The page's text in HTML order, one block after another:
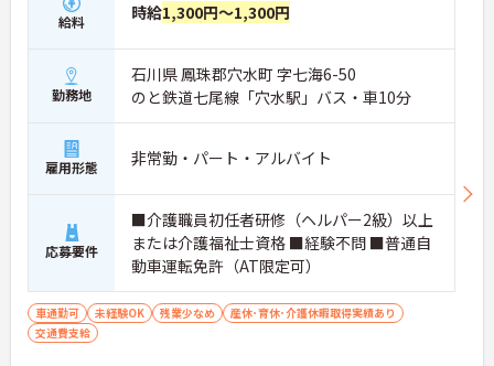
給料 時給1,300円～1,300円
勤務地
石川県 鳳珠郡穴水町 字七海6-50
のと鉄道七尾線「穴水駅」バス・車10分
雇用形態 非常勤・パート・アルバイト
応募要件
■介護職員初任者研修（ヘルパー2級）以上
または介護福祉士資格 ■経験不問 ■普通自
動車運転免許（AT限定可）
車通勤可 未経験OK 残業少なめ
産休･育休･介護休暇取得実績あり
交通費支給